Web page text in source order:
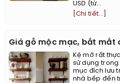
USD (từ...
[Chi tiết...]
Giá gỗ mộc mạc, bắt mắt
Kệ mở rất
sử dụng
mục đích lưu
nhà bếp đến